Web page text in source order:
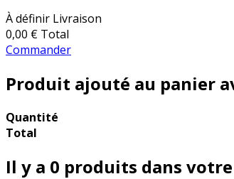
À définir Livraison
0,00 € Total
Commander
Produit ajouté au panier
Quantité
Total
Il y a 0 produits dans